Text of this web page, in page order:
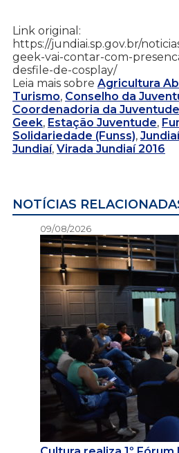
Link original:
https://jundiai.sp.gov.br/
geek-vai-contar-com-
desfile-de-cosplay/
Leia mais sobre Agricultura
Turismo, Conselho da
Coordenadoria da Juventude
Geek, Estação Juventude,
Solidariedade (Funss),
Jundiaí, Virada Jundiaí 2016
NOTÍCIAS
09/08/2026